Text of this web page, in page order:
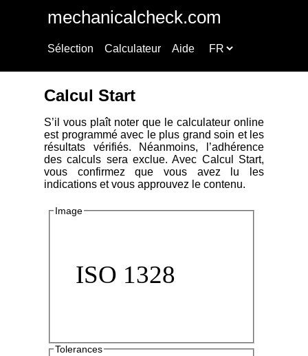
mechanicalcheck.com
Sélection Calculateur Aide
Calcul Start
S’il vous plaît noter que le calculateur online
est programmé avec le plus grand soin et les
résultats vérifiés. Néanmoins, l’adhérence
des calculs sera exclue. Avec Calcul Start,
vous confirmez que vous avez lu les
indications et vous approuvez le contenu.
Image
Tolerances